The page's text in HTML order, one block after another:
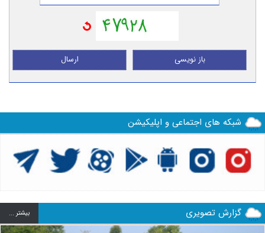
ارسال باز نویسی
شبکه های اجتماعی و اپلیکیشن
گزارش تصویری بيشتر ...